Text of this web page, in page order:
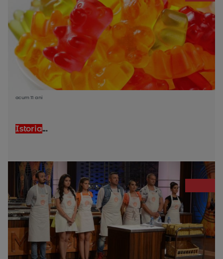
acum 11 ani
Istoria...